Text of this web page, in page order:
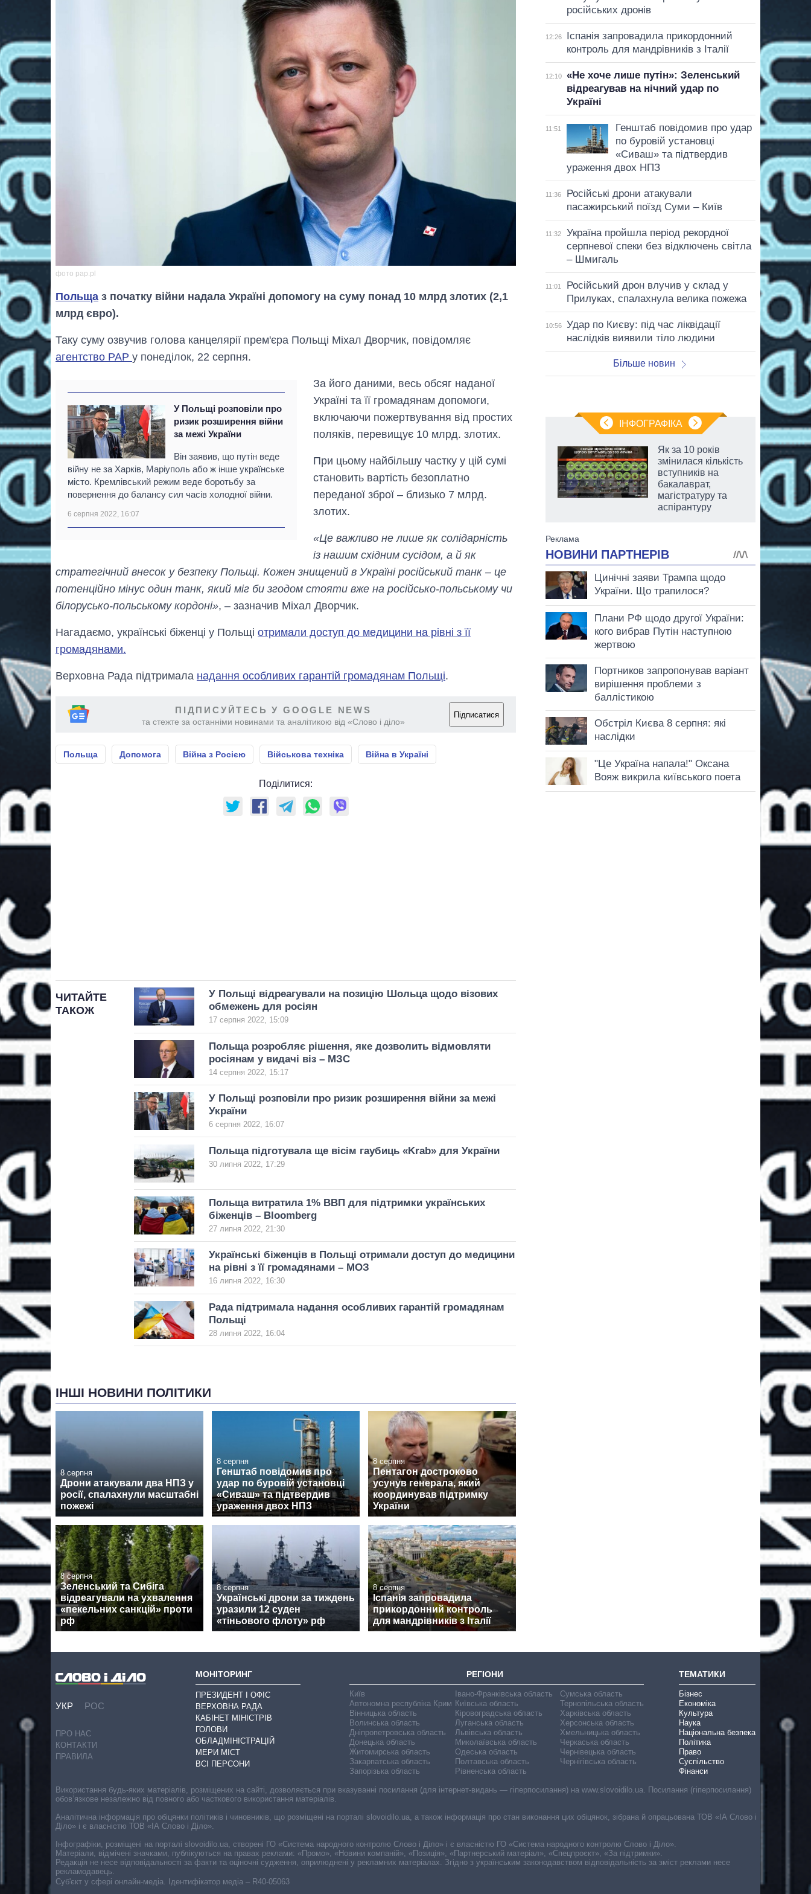
фото pap.pl
Польща з початку війни надала Україні допомогу на суму понад 10 млрд злотих (2,1
млрд євро).
Таку суму озвучив голова канцелярії прем'єра Польщі Міхал Дворчик, повідомляє
агентство РАР у понеділок, 22 серпня.
У Польщі розповіли про
ризик розширення війни
за межі України
Він заявив, що путін веде
війну не за Харків, Маріуполь або ж інше українське
місто. Кремлівський режим веде боротьбу за
повернення до балансу сил часів холодної війни.
6 серпня 2022, 16:07
За його даними, весь обсяг наданої
Україні та її громадянам допомоги,
включаючи пожертвування від простих
поляків, перевищує 10 млрд. злотих.
При цьому найбільшу частку у цій сумі
становить вартість безоплатно
переданої зброї – близько 7 млрд.
злотих.
«Це важливо не лише як солідарність
із нашим східним сусідом, а й як
стратегічний внесок у безпеку Польщі. Кожен знищений в Україні російський танк – це
потенційно мінус один танк, який міг би згодом стояти вже на російсько-польському чи
білорусько-польському кордоні», – зазначив Міхал Дворчик.
Нагадаємо, українські біженці у Польщі отримали доступ до медицини на рівні з її
громадянами.
Верховна Рада підтримала надання особливих гарантій громадянам Польщі.
ПІДПИСУЙТЕСЬ У GOOGLE NEWS
та стежте за останніми новинами та аналітикою від «Слово і діло»
Підписатися
Польща Допомога Війна з Росією Військова техніка Війна в Україні
Поділитися:
ЧИТАЙТЕ
ТАКОЖ
У Польщі відреагували на позицію Шольца щодо візових
обмежень для росіян
17 серпня 2022, 15:09
Польща розробляє рішення, яке дозволить відмовляти
росіянам у видачі віз – МЗС
14 серпня 2022, 15:17
У Польщі розповіли про ризик розширення війни за межі
України
6 серпня 2022, 16:07
Польща підготувала ще вісім гаубиць «Krab» для України
30 липня 2022, 17:29
Польща витратила 1% ВВП для підтримки українських
біженців – Bloomberg
27 липня 2022, 21:30
Українські біженців в Польщі отримали доступ до медицини
на рівні з її громадянами – МОЗ
16 липня 2022, 16:30
Рада підтримала надання особливих гарантій громадянам
Польщі
28 липня 2022, 16:04
ІНШІ НОВИНИ ПОЛІТИКИ
8 серпня
Дрони атакували два НПЗ у
росії, спалахнули масштабні
пожежі
8 серпня
Генштаб повідомив про
удар по буровій установці
«Сиваш» та підтвердив
ураження двох НПЗ
8 серпня
Пентагон достроково
усунув генерала, який
координував підтримку
України
8 серпня
Зеленський та Сибіга
відреагували на ухвалення
«пекельних санкцій» проти
рф
8 серпня
Українські дрони за тиждень
уразили 12 суден
«тіньового флоту» рф
8 серпня
Іспанія запровадила
прикордонний контроль
для мандрівників з Італії
російських дронів
12:26
Іспанія запровадила прикордонний
контроль для мандрівників з Італії
12:10
«Не хоче лише путін»: Зеленський
відреагував на нічний удар по
Україні
11:51
Генштаб повідомив про удар
по буровій установці
«Сиваш» та підтвердив
ураження двох НПЗ
11:36
Російські дрони атакували
пасажирський поїзд Суми – Київ
11:32
Україна пройшла період рекордної
серпневої спеки без відключень світла
– Шмигаль
11:01
Російський дрон влучив у склад у
Прилуках, спалахнула велика пожежа
10:56
Удар по Києву: під час ліквідації
наслідків виявили тіло людини
Більше новин
ІНФОГРАФІКА
бюджет
оборони за 13
років війни з
Як за 10 років
змінилася кількість
вступників на
бакалаврат,
магістратуру та
аспірантуру
УКР РОС
ПРО НАС
КОНТАКТИ
ПРАВИЛА
МОНІТОРИНГ
ПРЕЗИДЕНТ І ОФІС
ВЕРХОВНА РАДА
КАБІНЕТ МІНІСТРІВ
ГОЛОВИ
ОБЛАДМІНІСТРАЦІЙ
МЕРИ МІСТ
ВСІ ПЕРСОНИ
РЕГІОНИ
Київ
Автономна республіка Крим
Вінницька область
Волинська область
Дніпропетровська область
Донецька область
Житомирська область
Закарпатська область
Запорізька область
Івано-Франківська область
Київська область
Кіровоградська область
Луганська область
Львівська область
Миколаївська область
Одеська область
Полтавська область
Рівненська область
Сумська область
Тернопільська область
Харківська область
Херсонська область
Хмельницька область
Черкаська область
Чернівецька область
Чернігівська область
ТЕМАТИКИ
Бізнес
Економіка
Культура
Наука
Національна безпека
Політика
Право
Суспільство
Фінанси
Cуб'єкт у сфері онлайн-медіа. Ідентифікатор медіа – R40-05063
Використання будь-яких матеріалів, розміщених на сайті, дозволяється при вказуванні посилання (для інтернет-видань — гіперпосилання) на www.slovoidilo.ua. Посилання (гіперпосилання)
обов’язкове незалежно від повного або часткового використання матеріалів.
Аналітична інформація про обіцянки політиків і чиновників, що розміщені на порталі slovoidilo.ua, а також інформація про стан виконання цих обіцянок, зібрана й опрацьована ТОВ «ІА Слово і
Діло» і є власністю ТОВ «ІА Слово і Діло».
Інфографіки, розміщені на порталі slovoidilo.ua, створені ГО «Система народного контролю Слово і Діло» і є власністю ГО «Система народного контролю Слово і Діло».
Матеріали, відмічені значками, публікуються на правах реклами: «Промо», «Новини компаній», «Позиція», «Партнерський матеріал», «Спецпроєкт», «За підтримки».
Редакція не несе відповідальності за факти та оціночні судження, оприлюднені у рекламних матеріалах. Згідно з українським законодавством відповідальність за зміст реклами несе
рекламодавець.